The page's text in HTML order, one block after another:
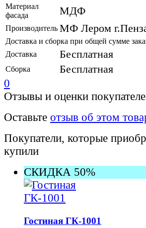
Материал
фасада
МДФ
Производитель МФ Лером
Доставка и сборка при общей сумме
Доставка
Бесплатная
Сборка
Бесплатная
0
Отзывы и оценки
Оставьте отзыв об этом
Покупатели, которые
купили
СКИДКА 50%
Гостиная ГК-1001